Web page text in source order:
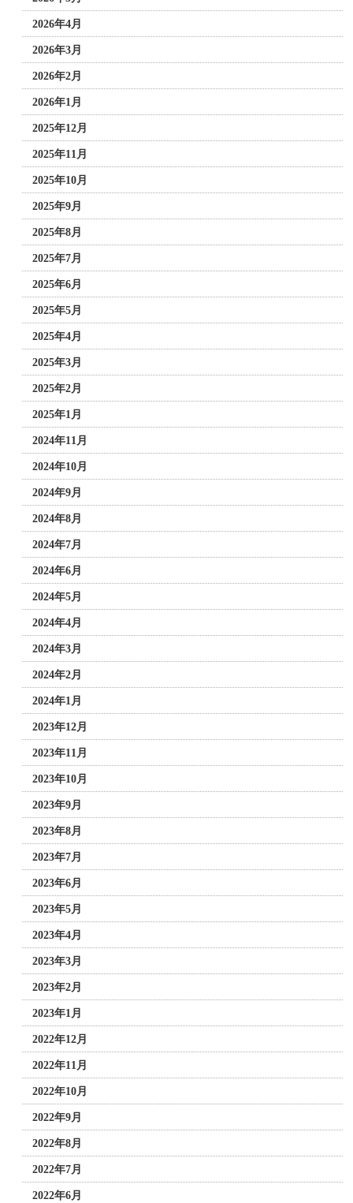
2026年4月
2026年3月
2026年2月
2026年1月
2025年12月
2025年11月
2025年10月
2025年9月
2025年8月
2025年7月
2025年6月
2025年5月
2025年4月
2025年3月
2025年2月
2025年1月
2024年11月
2024年10月
2024年9月
2024年8月
2024年7月
2024年6月
2024年5月
2024年4月
2024年3月
2024年2月
2024年1月
2023年12月
2023年11月
2023年10月
2023年9月
2023年8月
2023年7月
2023年6月
2023年5月
2023年4月
2023年3月
2023年2月
2023年1月
2022年12月
2022年11月
2022年10月
2022年9月
2022年8月
2022年7月
2022年6月